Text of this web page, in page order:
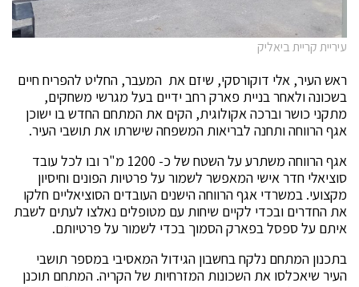
עיריית קריית ביאליק
ראש העיר, אלי דוקורסקי, שיזם את המעבר, החליט להפריח חיים
בשכונה ולאחר בניית פארק רחב ידיים בעל מגרשי משחקים,
מתקני כושר וברכה אקולוגית, הקים את המתחם החדש בו ישוכן
אגף הרווחה ותחנה לבריאות המשפחה שישרתו את תושבי העיר.
אגף הרווחה משתרע על השטח של כ- 1200 מ"ר ובו לכל עובד
סוציאלי חדר אישי המאפשר לשמור על פרטיות הפונים וחיסיון
מקצועי. במשרדי אגף הרווחה הישנים העובדים הסוציאליים חלקו
את החדרים ובכדי לקיים שיחות עם מטופלים נאלצו לעתים לשבת
איתם על ספסל בפארק הסמוך בכדי לשמור על פרטיותם.
בתכנון המתחם נלקח בחשבון הגידול המאסיבי במספר תושבי
העיר שיאכלסו את השכונות המזרחיות של הקריה. המתחם תוכנן